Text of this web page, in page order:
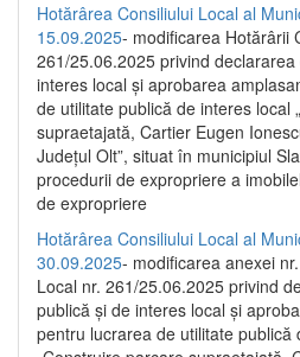
Hotărârea Consiliului Local al
15.09.2025- modificarea Hotărârii
261/25.06.2025 privind
interes local și aprobarea
de utilitate publică de interes local
supraetajată, Cartier Eugen
Județul Olt”, situat în municipiul
procedurii de expropriere a
de expropriere
Hotărârea Consiliului Local al
30.09.2025- modificarea anexei
Local nr. 261/25.06.2025 privind
publică şi de interes local şi
pentru lucrarea de utilitate publică